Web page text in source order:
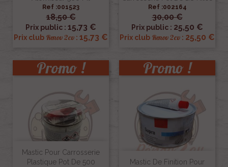
Ref :001523
18,50 €
Prix public : 15,73 €
Prix club Renov 2cv : 15,73 €
Ref :002164
30,00 €
Prix public : 25,50 €
Prix club Renov 2cv : 25,50 €
Mastic Pour Carrosserie
Plastique Pot De 500
Promo !
Mastic De Finition Pour
Promo !